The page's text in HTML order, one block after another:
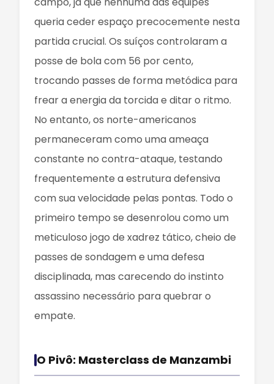
queria ceder espaço precocemente nesta
partida crucial. Os suíços controlaram a
posse de bola com 56 por cento,
trocando passes de forma metódica para
frear a energia da torcida e ditar o ritmo.
No entanto, os norte-americanos
permaneceram como uma ameaça
constante no contra-ataque, testando
frequentemente a estrutura defensiva
com sua velocidade pelas pontas. Todo o
primeiro tempo se desenrolou como um
meticuloso jogo de xadrez tático, cheio de
passes de sondagem e uma defesa
disciplinada, mas carecendo do instinto
assassino necessário para quebrar o
empate.
O Pivô: Masterclass de Manzambi